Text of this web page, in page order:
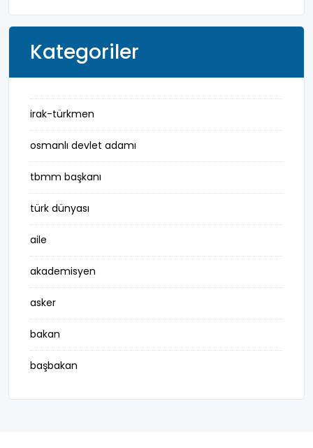
Kategoriler
irak-türkmen
osmanlı devlet adamı
tbmm başkanı
türk dünyası
aile
akademisyen
asker
bakan
başbakan
belediye başkanı